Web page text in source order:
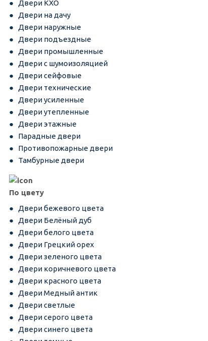
Двери КХО
Двери на дачу
Двери наружные
Двери подъездные
Двери промышленные
Двери с шумоизоляцией
Двери сейфовые
Двери технические
Двери усиленные
Двери утепленные
Двери этажные
Парадные двери
Противопожарные двери
Тамбурные двери
По цвету
Двери бежевого цвета
Двери Белёный дуб
Двери белого цвета
Двери Грецкий орех
Двери зеленого цвета
Двери коричневого цвета
Двери красного цвета
Двери Медный антик
Двери светлые
Двери серого цвета
Двери синего цвета